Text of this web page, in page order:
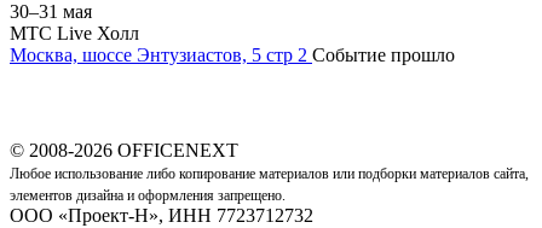
30–31 мая
MTC Live Холл
Москва, шоссе Энтузиастов, 5 стр 2 Событие прошло
© 2008-2026 OFFICENEXT
Любое использование либо копирование материалов или подборки материалов сайта,
элементов дизайна и оформления запрещено.
ООО «Проект-Н», ИНН 7723712732